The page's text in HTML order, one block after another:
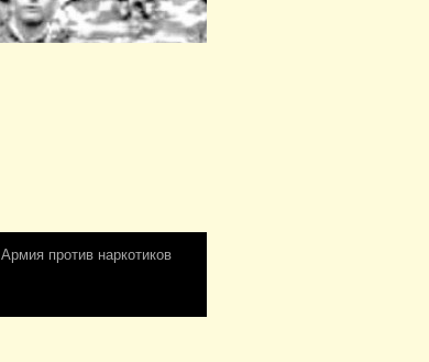
Армия против наркотиков